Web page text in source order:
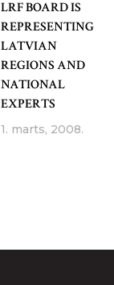
LRF BOARD IS
REPRESENTING
LATVIAN
REGIONS AND
NATIONAL
EXPERTS
1. marts, 2008.